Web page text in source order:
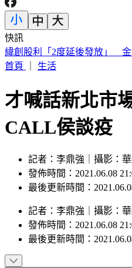
快訊
傅子純「穿病人服回家」生
了
才喊話新北
CALL侯談疫
記者：李鼎強｜攝影：華
發佈時間：2021.06.08
記者：李鼎強｜ 攝影：華
發佈時間：2021.06.08